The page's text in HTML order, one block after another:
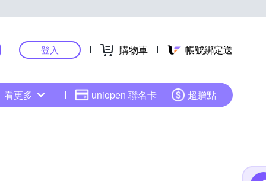
登入 購物車 帳號綁定送
看更多 uniopen 聯名卡 超贈點